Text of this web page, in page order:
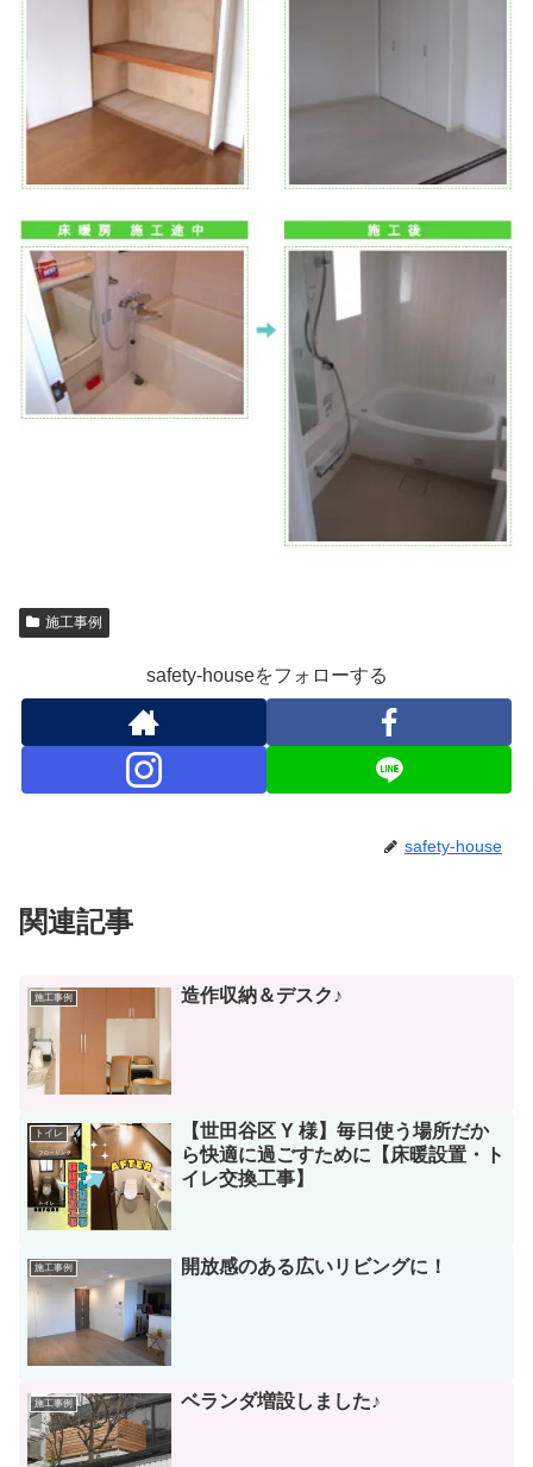
施工事例
safety-houseをフォローする
safety-house
関連記事
施工事例 造作収納＆デスク♪
トイレ
【世田谷区 Y 様】毎日使う場所だか
ら快適に過ごすために【床暖設置・ト
イレ交換工事】
施工事例 開放感のある広いリビングに！
施工事例 ベランダ増設しました♪